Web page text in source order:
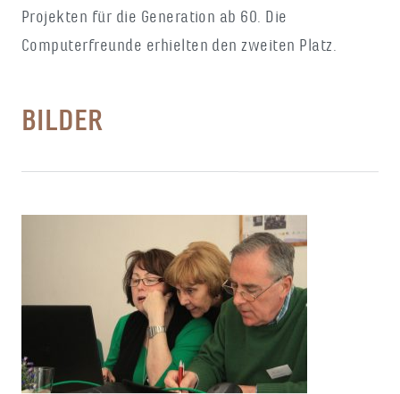
Projekten für die Generation ab 60. Die
Computerfreunde erhielten den zweiten Platz.
BILDER